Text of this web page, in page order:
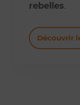
rebelles.
Découvrir